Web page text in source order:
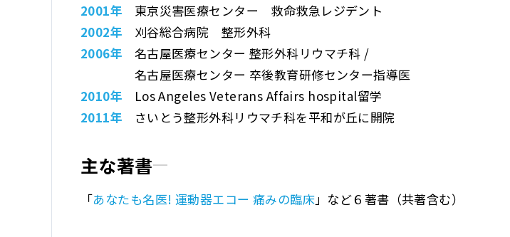
2001年
東京災害医療センター
救命救急レジデント
2002年
刈谷総合病院 整形外科
2006年
名古屋医療センター 整形外科リウマチ科 /
名古屋医療センター 卒後教育研修センター指導医
2010年
Los Angeles Veterans Affairs hospital留学
2011年
さいとう整形外科リウマチ科を平和が丘に開院
主な著書
「あなたも名医! 運動器エコー 痛みの臨床」 など６著書（共著含む）